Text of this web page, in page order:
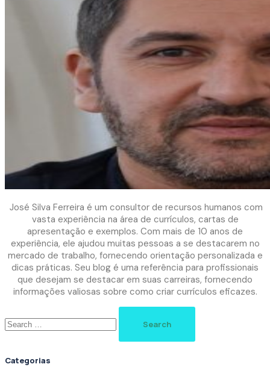
José Silva Ferreira é um consultor de recursos humanos com
vasta experiência na área de currículos, cartas de
apresentação e exemplos. Com mais de 10 anos de
experiência, ele ajudou muitas pessoas a se destacarem no
mercado de trabalho, fornecendo orientação personalizada e
dicas práticas. Seu blog é uma referência para profissionais
que desejam se destacar em suas carreiras, fornecendo
informações valiosas sobre como criar currículos eficazes.
for:
Categorias